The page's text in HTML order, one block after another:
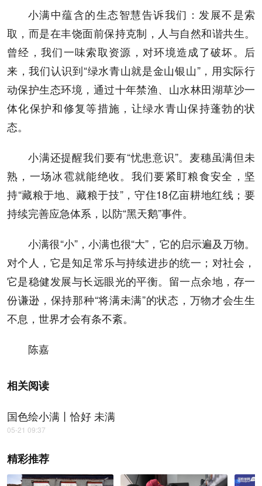
小满中蕴含的生态智慧告诉我们：发展不是索
取，而是在丰饶面前保持克制，人与自然和谐共生。
曾经，我们一味索取资源，对环境造成了破坏。后
来，我们认识到“绿水青山就是金山银山”，用实际行
动保护生态环境，通过十年禁渔、山水林田湖草沙一
体化保护和修复等措施，让绿水青山保持蓬勃的状
态。
小满还提醒我们要有“忧患意识”。麦穗虽满但未
熟，一场冰雹就能绝收。我们要紧盯粮食安全，坚
持“藏粮于地、藏粮于技”，守住18亿亩耕地红线；要
持续完善应急体系，以防“黑天鹅”事件。
小满很“小”，小满也很“大”，它的启示遍及万物。
对个人，它是知足常乐与持续进步的统一；对社会，
它是稳健发展与长远眼光的平衡。留一点余地，存一
份谦逊，保持那种“将满未满”的状态，万物才会生生
不息，世界才会有条不紊。
陈嘉
相关阅读
国色绘小满丨恰好 未满
05-21 09:37
精彩推荐